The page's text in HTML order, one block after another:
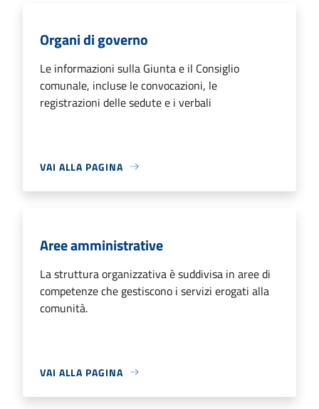
Organi di governo
Le informazioni sulla Giunta e il Consiglio
comunale, incluse le convocazioni, le
registrazioni delle sedute e i verbali
VAI ALLA PAGINA
Aree amministrative
La struttura organizzativa è suddivisa in aree di
competenze che gestiscono i servizi erogati alla
comunità.
VAI ALLA PAGINA